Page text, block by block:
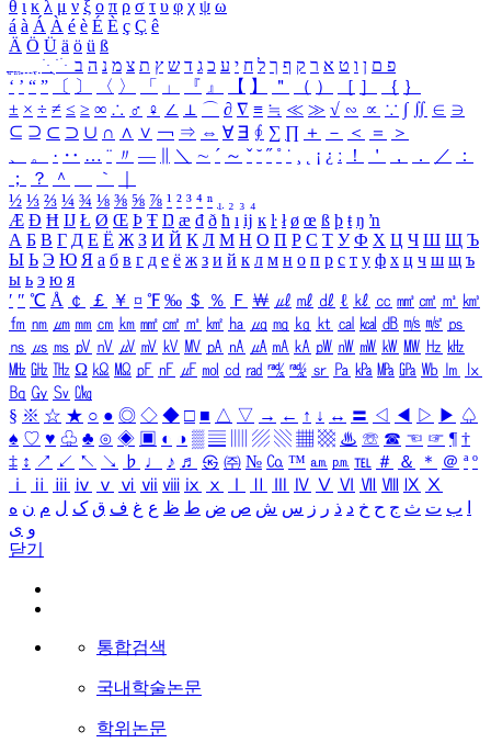
θ ι κ λ μ ν ξ ο π ρ σ τ υ φ χ ψ ω
á à Á À é è É È ç Ç ê
Ä Ö Ü ä ö ü ß
ִֶֹ ֻּ ׁׂ פ ם ן ו ט א ר ק ף ך ל ח י ע כ ג ד ש ץ ת צ מ נ ה ב
‘ ’ “ ” 〔 〕 〈 〉 「 」 『 』 【 】 ＂ （ ） ［ ］ ｛ ｝
± × ÷ ≠ ≤ ≥ ∞ ∴ ♂ ♀ ∠ ⊥ ⌒ ∂ ∇ ≡ ≒ ≪ ≫ √ ∽ ∝ ∵ ∫ ∬ ∈ ∋
⊆ ⊇ ⊂ ⊃ ∪ ∩ ∧ ∨ ￢ ⇒ ⇔ ∀ ∃ ∮ ∑ ∏ ＋ － ＜ ＝
＞
、
。 · ‥ … ¨ 〃 ― ＼ ∼ ´ ～ ˇ ˘ ˝ ˚ ˙ ¸ ¡ ¿ ː ！ ＇ ， ． ／
：
；
？ ＾ ｀
½ ⅓ ⅔ ¼ ¾ ⅛ ⅜ ⅝ ⅞ ¹ ² ³ ⁴ ⁿ ₁ ₂ ₃ ₄
Æ Ð Ħ Ĳ Ł Ø Œ Þ Ŧ Ŋ æ đ ð ħ ı ĳ ĸ ŀ ł ø œ ß þ ŧ ŋ ŉ
А Б В Г Д Е Ё Ж З И Й К Л М Н О П Р С Т У Ф Х Ц Ч Ш Щ Ъ
Ы Ь Э Ю Я а б в г д е ё ж з и й к л м н о п р с т у ф х ц ч ш щ ъ
ы ь э ю я
′ ″ ℃ Å ￠ ￡ ￥ ¤ ℉ ‰ ＄ ％ Ｆ ￦ ㎕ ㎖ ㎗ ℓ ㎘ ㏄ ㎣ ㎤ ㎥ ㎦
㎙ ㎚ ㎛ ㎜ ㎝ ㎞ ㎟ ㎠ ㎡ ㎢ ㏊ ㎍ ㎎ ㎏ ㏏ ㎈ ㎉ ㏈ ㎧ ㎨ ㎰
㎱ ㎲ ㎳ ㎴ ㎵ ㎶ ㎷ ㎸ ㎹ ㎀ ㎁ ㎂ ㎃ ㎄ ㎺ ㎻ ㎽ ㎾ ㎿ ㎐ ㎑
㎒ ㎓ ㎔ Ω ㏀ ㏁ ㎊ ㎋ ㎌ ㏖ ㏅ ㎭ ㎮ ㎯ ㏛ ㎩ ㎪ ㎫ ㎬ ㏝ ㏐
㏓
㏃ ㏉ ㏜ ㏆
§ ※ ☆ ★ ○ ● ◎ ◇ ◆ □ ■ △ ▽ → ← ↑ ↓ ↔ 〓 ◁ ◀ ▷ ▶ ♤
♠ ♡ ♥ ♧ ♣ ⊙ ◈ ▣ ◐ ◑ ▒ ▤ ▨ ▧ ▦ ▩ ♨ ☏ ☎ ☜ ☞ ¶ †
‡ ↕ ↗ ↙ ↖ ↘ ♭ ♩ ♪ ♬ ㉿ ㈜ № ㏇ ™ ㏂ ㏘ ℡ ＃ ＆ ＊ ＠ ª º
ⅰ
ⅱ ⅲ ⅳ ⅴ ⅵ ⅶ ⅷ ⅸ ⅹ Ⅳ Ⅴ Ⅵ Ⅶ Ⅷ Ⅸ Ⅹ
ب ت ث ج ح خ د ذ ر ز س ش ص ض ط ظ ع غ ف ق ک ل م ن ه
و ی
닫기
통합검색
국내학술논문
학위논문